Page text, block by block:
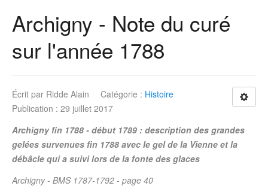
Archigny - Note du curé
sur l'année 1788
Écrit par Ridde Alain Catégorie : Histoire
Publication : 29 juillet 2017
Archigny fin 1788 - début 1789 : description des grandes
gelées survenues fin 1788 avec le gel de la Vienne et la
débâcle qui a suivi lors de la fonte des glaces
Archigny - BMS 1787-1792 - page 40